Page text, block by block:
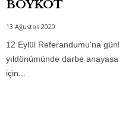
BOYKOT
13 Ağustos 2020
12 Eylül Referandumu'na
yıldönümünde darbe
için...